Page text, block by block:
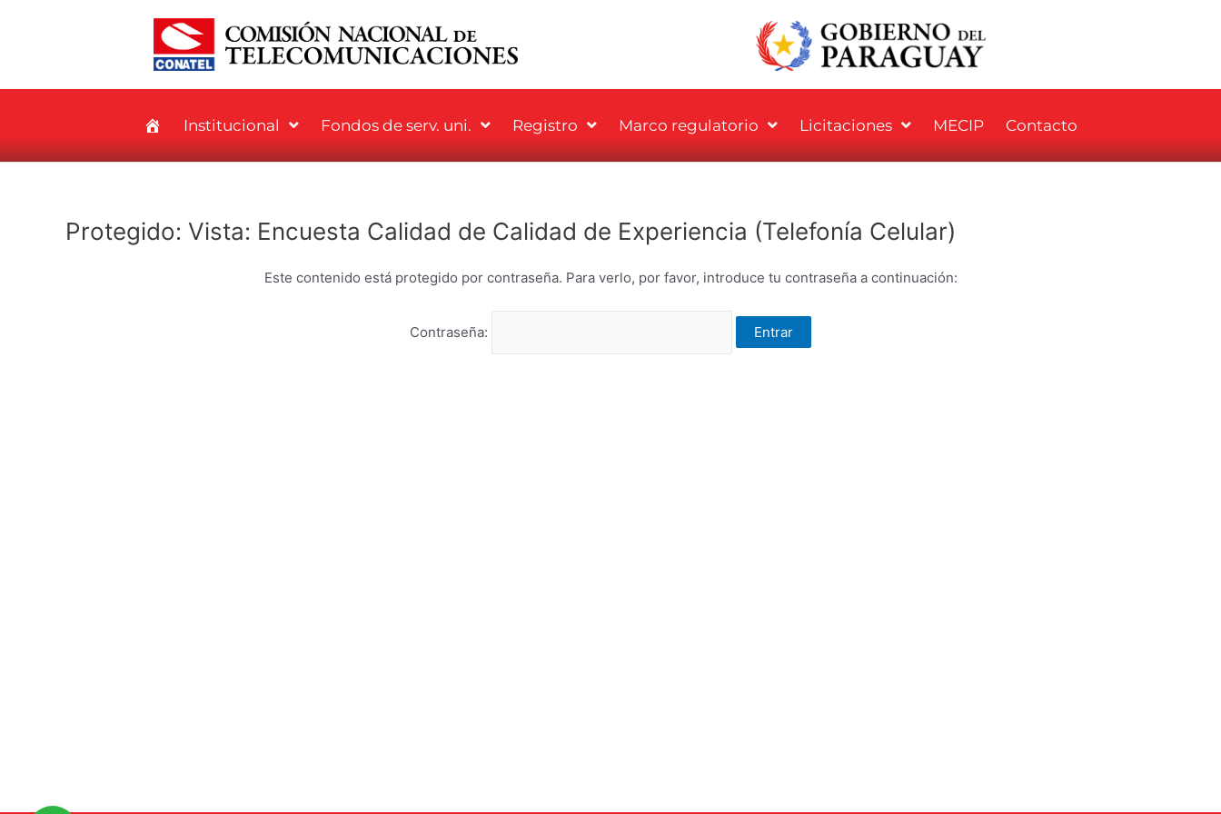
Institucional Fondos de serv. uni. Registro Marco regulatorio Licitaciones MECIP Contacto
Protegido: Vista: Encuesta Calidad de Calidad de Experiencia (Telefonía Celular)
Este contenido está protegido por contraseña. Para verlo, por favor, introduce tu contraseña a continuación:
Contraseña: